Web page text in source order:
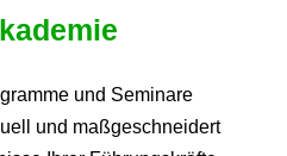
und Seminare
und maßgeschneidert